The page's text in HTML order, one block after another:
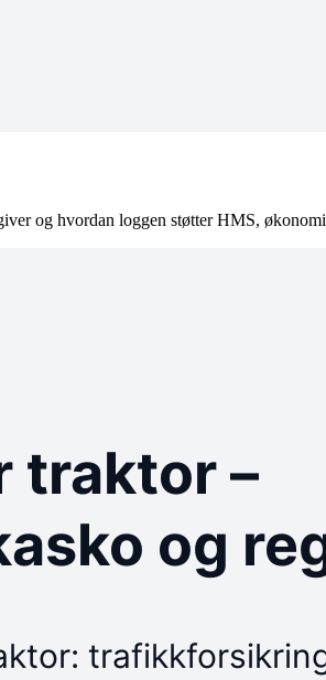
og hvordan loggen støtter HMS,